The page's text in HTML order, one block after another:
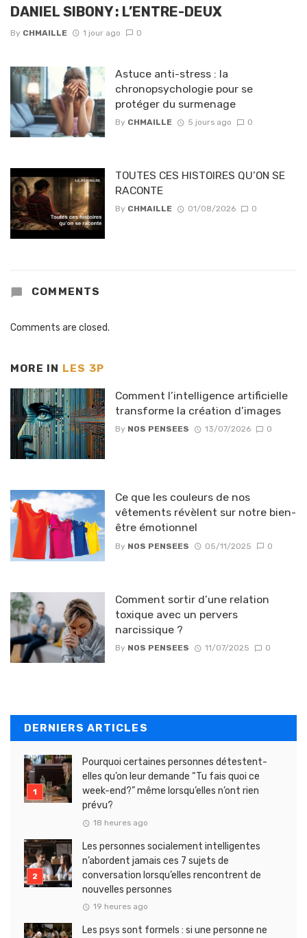
DANIEL SIBONY : L’ENTRE-DEUX
By CHMAILLE 1 jour ago 0
Astuce anti-stress : la
chronopsychologie pour se
protéger du surmenage
By CHMAILLE 5 jours ago 0
TOUTES CES HISTOIRES QU’ON SE
RACONTE
By CHMAILLE 01/08/2026 0
COMMENTS
Comments are closed.
MORE IN LES 3P
Comment l’intelligence artificielle
transforme la création d’images
By NOS PENSEES 13/07/2026 0
Ce que les couleurs de nos
vêtements révèlent sur notre bien-
être émotionnel
By NOS PENSEES 05/11/2025 0
Comment sortir d’une relation
toxique avec un pervers
narcissique ?
By NOS PENSEES 11/07/2025 0
DERNIERS ARTICLES
Pourquoi certaines personnes détestent-
elles qu’on leur demande “Tu fais quoi ce
week-end?” même lorsqu’elles n’ont rien
prévu?
18 heures ago
Les personnes socialement intelligentes
n’abordent jamais ces 7 sujets de
conversation lorsqu’elles rencontrent de
nouvelles personnes
19 heures ago
Les psys sont formels : si une personne ne